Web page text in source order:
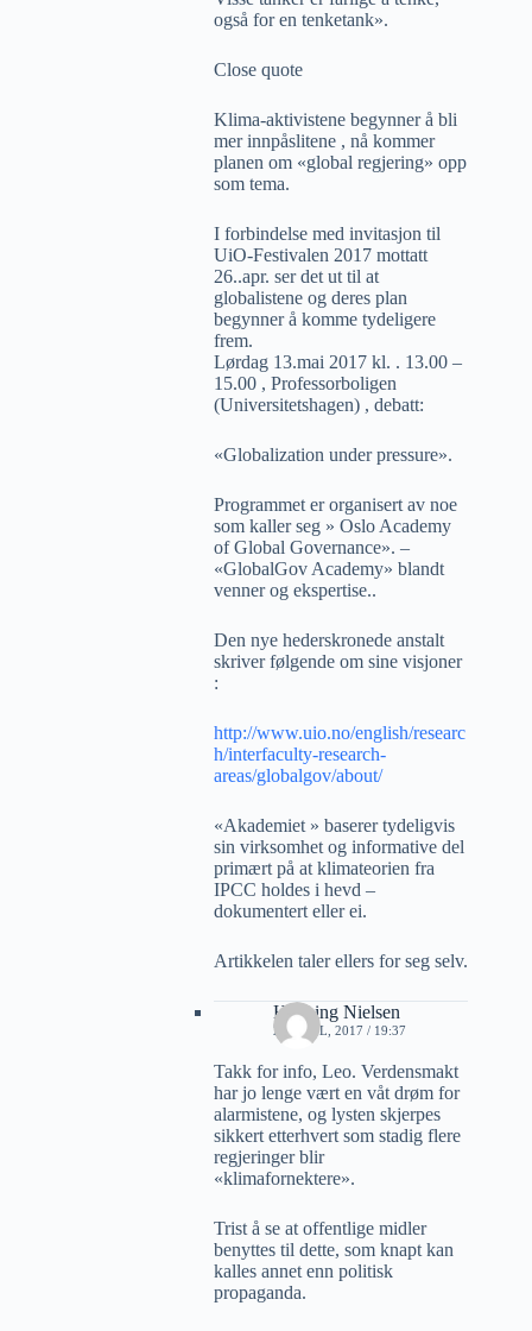
også for en tenketank».
Close quote
Klima-aktivistene begynner å bli
mer innpåslitene , nå kommer
planen om «global regjering» opp
som tema.
I forbindelse med invitasjon til
UiO-Festivalen 2017 mottatt
26..apr. ser det ut til at
globalistene og deres plan
begynner å komme tydeligere
frem.
Lørdag 13.mai 2017 kl. . 13.00 –
15.00 , Professorboligen
(Universitetshagen) , debatt:
«Globalization under pressure».
Programmet er organisert av noe
som kaller seg » Oslo Academy
of Global Governance». –
«GlobalGov Academy» blandt
venner og ekspertise..
Den nye hederskronede anstalt
skriver følgende om sine visjoner
:
http://www.uio.no/english/researc
h/interfaculty-research-
areas/globalgov/about/
«Akademiet » baserer tydeligvis
sin virksomhet og informative del
primært på at klimateorien fra
IPCC holdes i hevd –
dokumentert eller ei.
Artikkelen taler ellers for seg selv.
Henning Nielsen
27 APRIL, 2017 / 19:37
Takk for info, Leo. Verdensmakt
har jo lenge vært en våt drøm for
alarmistene, og lysten skjerpes
sikkert etterhvert som stadig flere
regjeringer blir
«klimafornektere».
Trist å se at offentlige midler
benyttes til dette, som knapt kan
kalles annet enn politisk
propaganda.